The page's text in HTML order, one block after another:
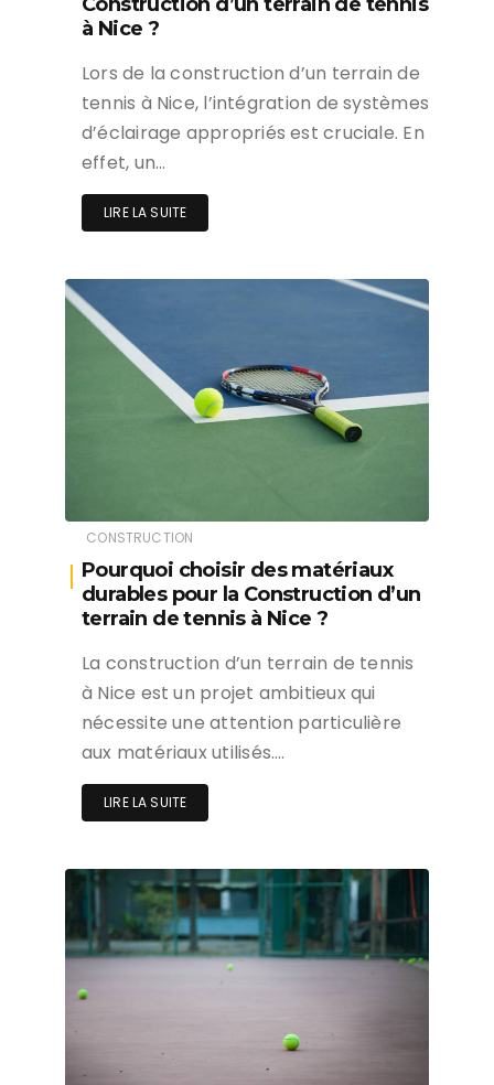
à Nice ?
Lors de la construction d’un terrain de
tennis à Nice, l’intégration de systèmes
d’éclairage appropriés est cruciale. En
effet, un…
LIRE LA SUITE
CONSTRUCTION
Pourquoi choisir des matériaux
durables pour la Construction d’un
terrain de tennis à Nice ?
La construction d’un terrain de tennis
à Nice est un projet ambitieux qui
nécessite une attention particulière
aux matériaux utilisés….
LIRE LA SUITE